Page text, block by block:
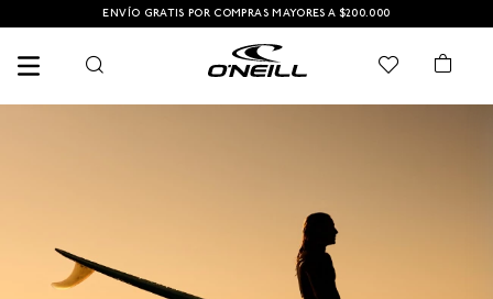
ENVÍO GRATIS POR COMPRAS MAYORES A $200.000
SANDALIAS